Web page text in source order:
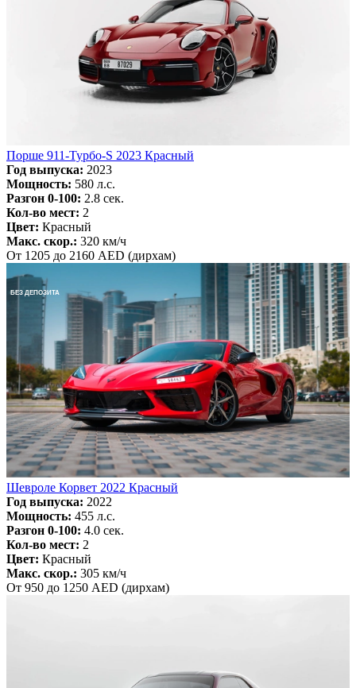
Порше 911-Турбо-S 2023 Красный
Год выпуска: 2023
Мощность: 580 л.с.
Разгон 0-100: 2.8 сек.
Кол-во мест: 2
Цвет: Красный
Макс. скор.: 320 км/ч
От 1205 до 2160 AED (дирхам)
БЕЗ ДЕПОЗИТА
Шевроле Корвет 2022 Красный
Год выпуска: 2022
Мощность: 455 л.с.
Разгон 0-100: 4.0 сек.
Кол-во мест: 2
Цвет: Красный
Макс. скор.: 305 км/ч
От 950 до 1250 AED (дирхам)